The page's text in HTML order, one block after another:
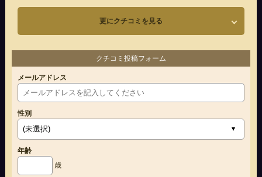
更にクチコミを見る
クチコミ投稿フォーム
メールアドレス
性別
年齢
歳